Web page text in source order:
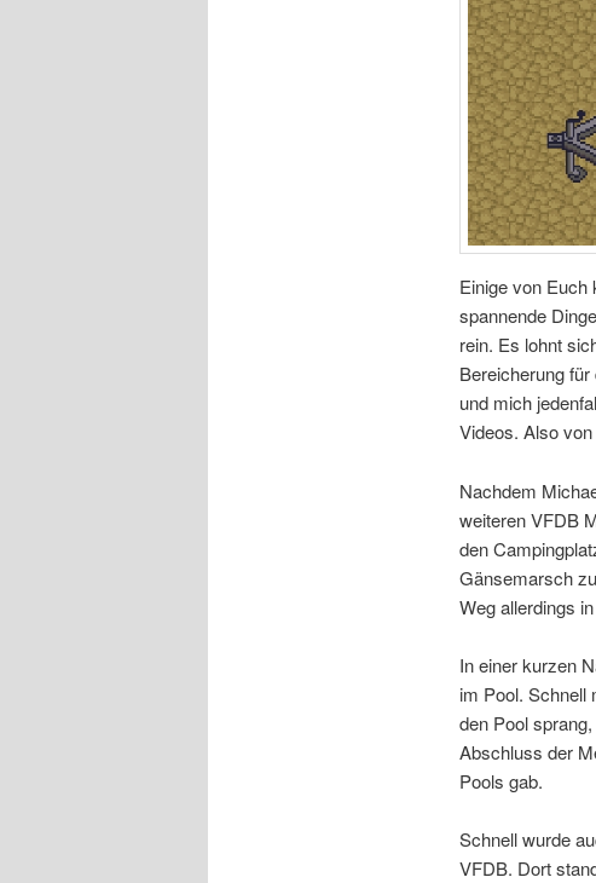
Einige von Euch
spannende
rein. Es lohnt
Bereicherung
und mich
Videos. Also
Nachdem
weiteren VFDB
den
Gänsemarsch
Weg allerdings
In einer kurzen
im Pool. Schnell
den Pool
Abschluss der
Pools gab.
Schnell wurde
VFDB. Dort